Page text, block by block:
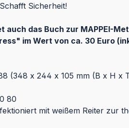
Sicherheit!
auch das Buch zur MAPPEI-
im Wert von ca. 30 Euro
(348 x 244 x 105 mm (B x H x
80
mit weißem Reiter zur